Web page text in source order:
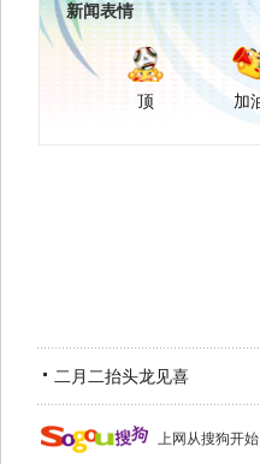
新闻表情
顶 加
二月二抬头龙见喜
上网从搜狗开始